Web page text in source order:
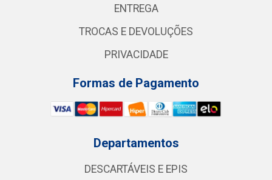
ENTREGA
TROCAS E DEVOLUÇÕES
PRIVACIDADE
Formas de Pagamento
Departamentos
DESCARTÁVEIS E EPIS